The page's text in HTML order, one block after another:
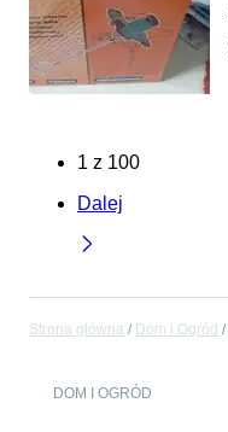
1 z 100
Dalej
Strona główna Dom i Ogród
DOM I OGRÓD